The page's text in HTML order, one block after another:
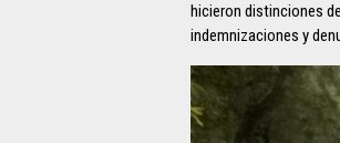
hicieron distinciones
indemnizaciones y